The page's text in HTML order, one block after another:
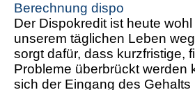
Berechnung dispo
Der Dispokredit ist heute
unserem täglichen Leben
sorgt dafür, dass kurzfristige,
Probleme überbrückt werden
sich der Eingang des Gehalts